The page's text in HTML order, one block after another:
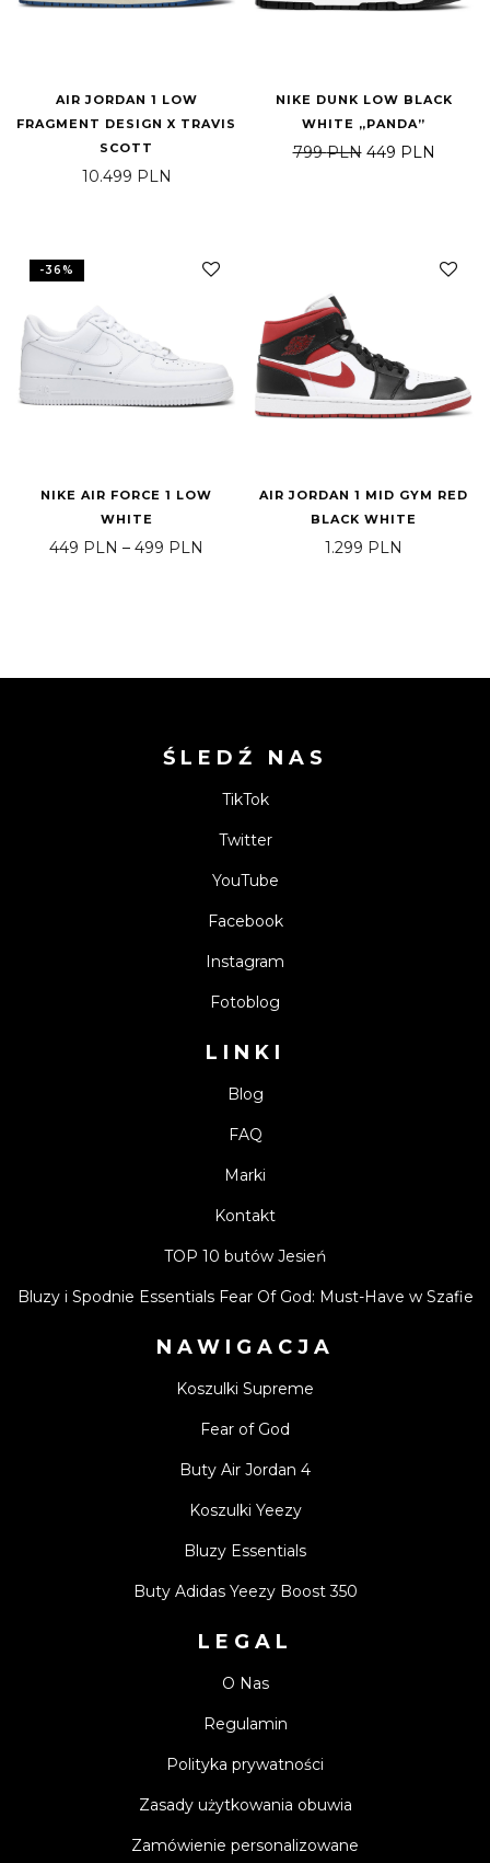
AIR JORDAN 1 LOW
FRAGMENT DESIGN X TRAVIS
SCOTT
10.499 PLN
NIKE DUNK LOW BLACK
WHITE „PANDA”
799PLN Pierwotna cena
449 PLN
-36%
NIKE AIR FORCE 1 LOW
WHITE
449 PLN – 499 PLN Zakres cen: od 449 PLN do 499 PLN
AIR JORDAN 1 MID GYM RED
BLACK WHITE
1.299 PLN
ŚLEDŹ NAS
TikTok
Twitter
YouTube
Facebook
Instagram
Fotoblog
LINKI
Blog
FAQ
Marki
Kontakt
TOP 10 butów Jesień
Bluzy i Spodnie Essentials Fear Of God: Must-Have w Szafie
NAWIGACJA
Koszulki Supreme
Fear of God
Buty Air Jordan 4
Koszulki Yeezy
Bluzy Essentials
Buty Adidas Yeezy Boost 350
LEGAL
O Nas
Regulamin
Polityka prywatności
Zasady użytkowania obuwia
Zamówienie personalizowane